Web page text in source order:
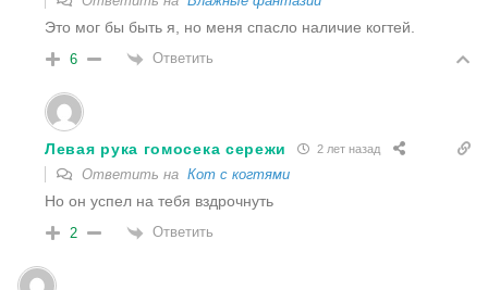
Это мог бы быть я, но меня спасло наличие когтей.
6 Ответить
Левая рука гомосека сережи 2 лет назад
Ответить на Кот с когтями
Но он успел на тебя вздрочнуть
2 Ответить